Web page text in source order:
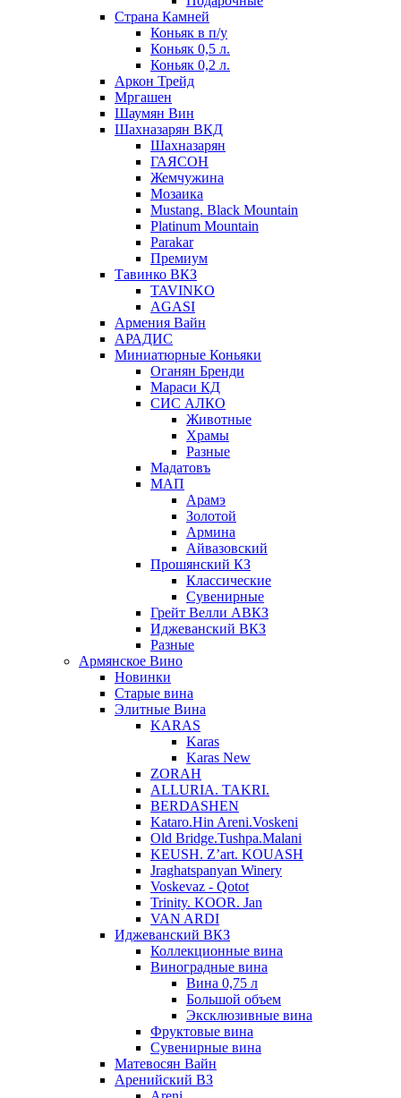
Страна Камней
Коньяк в п/у
Коньяк 0,5 л.
Коньяк 0,2 л.
Аркон Трейд
Мргашен
Шаумян Вин
Шахназарян ВКД
Шахназарян
ГАЯСОН
Жемчужина
Мозаика
Mustang. Black Mountain
Platinum Mountain
Parakar
Премиум
Тавинко ВКЗ
TAVINKO
AGASI
Армения Вайн
АРАДИС
Миниатюрные Коньяки
Оганян Бренди
Мараси КД
СИС АЛКО
Животные
Храмы
Разные
Мадатовъ
МАП
Арамэ
Золотой
Армина
Айвазовский
Прошянский КЗ
Классические
Сувенирные
Грейт Велли АВКЗ
Иджеванский ВКЗ
Разные
Армянское Вино
Новинки
Старые вина
Элитные Вина
KARAS
Karas
Karas New
ZORAH
ALLURIA. TAKRI.
BERDASHEN
Kataro.Hin Areni.Voskeni
Old Bridge.Tushpa.Malani
KEUSH. Z’art. KOUASH
Jraghatspanyan Winery
Voskevaz - Qotot
Trinity. KOOR. Jan
VAN ARDI
Иджеванский ВКЗ
Коллекционные вина
Виноградные вина
Вина 0,75 л
Большой объем
Эксклюзивные вина
Фруктовые вина
Cувенирные вина
Матевосян Вайн
Аренийский ВЗ